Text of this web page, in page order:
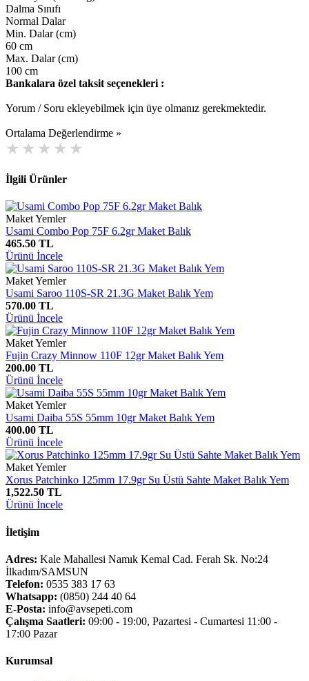
Dalma Sınıfı
Normal Dalar
Min. Dalar (cm)
60 cm
Max. Dalar (cm)
100 cm
Bankalara özel taksit seçenekleri :
Yorum / Soru ekleyebilmek için üye olmanız gerekmektedir.
Ortalama Değerlendirme »
İlgili Ürünler
Maket Yemler
Usami Combo Pop 75F 6.2gr Maket Balık
465.50 TL
Ürünü İncele
Maket Yemler
Usami Saroo 110S-SR 21.3G Maket Balık Yem
570.00 TL
Ürünü İncele
Maket Yemler
Fujin Crazy Minnow 110F 12gr Maket Balık Yem
200.00 TL
Ürünü İncele
Maket Yemler
Usami Daiba 55S 55mm 10gr Maket Balık Yem
400.00 TL
Ürünü İncele
Maket Yemler
Xorus Patchinko 125mm 17.9gr Su Üstü Sahte Maket Balık Yem
1,522.50 TL
Ürünü İncele
İletişim
Adres: Kale Mahallesi Namık Kemal Cad. Ferah Sk. No:24
İlkadım/SAMSUN
Telefon: 0535 383 17 63
Whatsapp: (0850) 244 40 64
E-Posta: info@avsepeti.com
Çalışma Saatleri: 09:00 - 19:00, Pazartesi - Cumartesi 11:00 -
17:00 Pazar
Kurumsal